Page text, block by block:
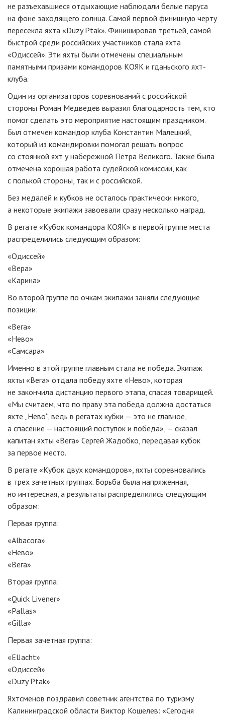
не разъехавшиеся отдыхающие наблюдали белые паруса
на фоне заходящего солнца. Самой первой финишную черту
пересекла яхта «Duzy Ptak». Финишировав третьей, самой
быстрой среди российских участников стала яхта
«Одиссей». Эти яхты были отмечены специальным
памятными призами командоров КОЯК и гданьского яхт-
клуба.
Один из организаторов соревнований с российской
стороны Роман Медведев выразил благодарность тем, кто
помог сделать это мероприятие настоящим праздником.
Был отмечен командор клуба Константин Малецкий,
который из командировки помогал решать вопрос
со стоянкой яхт у набережной Петра Великого. Также была
отмечена хорошая работа судейской комиссии, как
с полькой стороны, так и с российской.
Без медалей и кубков не осталось практически никого,
а некоторые экипажи завоевали сразу несколько наград.
В регате «Кубок командора КОЯК» в первой группе места
распределились следующим образом:
«Одиссей»
«Вера»
«Карина»
Во второй группе по очкам экипажи заняли следующие
позиции:
«Вега»
«Нево»
«Самсара»
Именно в этой группе главным стала не победа. Экипаж
яхты «Вега» отдала победу яхте «Нево», которая
не закончила дистанцию первого этапа, спасая товарищей.
«Мы считаем, что по праву эта победа должна достаться
яхте „Нево“, ведь в регатах кубки — это не главное,
а спасение — настоящий поступок и победа», — сказал
капитан яхты «Вега» Сергей Жадобко, передавая кубок
за первое место.
В регате «Кубок двух командоров», яхты соревновались
в трех зачетных группах. Борьба была напряженная,
но интересная, а результаты распределились следующим
образом:
Первая группа:
«Albacora»
«Нево»
«Вега»
Вторая группа:
«Quick Livener»
«Pallas»
«Gilla»
Первая зачетная группа:
«ElJacht»
«Одиссей»
«Duzy Ptak»
Яхтсменов поздравил советник агентства по туризму
Калининградской области Виктор Кошелев: «Сегодня